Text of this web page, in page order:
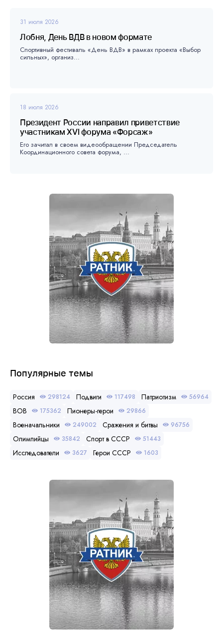
31 июля 2026
Лобня, День ВДВ в новом формате
Спортивный фестиваль «День ВДВ» в рамках проекта «Выбор
сильных», организ...
18 июля 2026
Президент России направил приветствие
участникам XVI форума «Форсаж»
Его зачитал в своем видеообращении Председатель
Координационного совета форума, ...
Популярные темы
Россия 298124 Подвиги 117498 Патриотизм 56964
ВОВ 175362 Пионеры-герои 29866
Военачальники 249002 Сражения и битвы 96756
Олимпийцы 35842 Спорт в СССР 51443
Исследователи 3627 Герои СССР 1603